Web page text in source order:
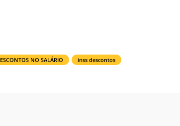
NO SALÁRIO inss descontos